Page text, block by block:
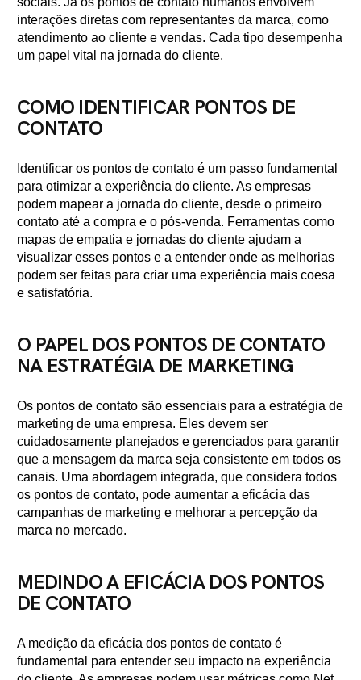
interações diretas com representantes da marca, como
atendimento ao cliente e vendas. Cada tipo desempenha
um papel vital na jornada do cliente.
COMO IDENTIFICAR PONTOS DE
CONTATO
Identificar os pontos de contato é um passo fundamental
para otimizar a experiência do cliente. As empresas
podem mapear a jornada do cliente, desde o primeiro
contato até a compra e o pós-venda. Ferramentas como
mapas de empatia e jornadas do cliente ajudam a
visualizar esses pontos e a entender onde as melhorias
podem ser feitas para criar uma experiência mais coesa
e satisfatória.
O PAPEL DOS PONTOS DE CONTATO
NA ESTRATÉGIA DE MARKETING
Os pontos de contato são essenciais para a estratégia de
marketing de uma empresa. Eles devem ser
cuidadosamente planejados e gerenciados para garantir
que a mensagem da marca seja consistente em todos os
canais. Uma abordagem integrada, que considera todos
os pontos de contato, pode aumentar a eficácia das
campanhas de marketing e melhorar a percepção da
marca no mercado.
MEDINDO A EFICÁCIA DOS PONTOS
DE CONTATO
A medição da eficácia dos pontos de contato é
fundamental para entender seu impacto na experiência